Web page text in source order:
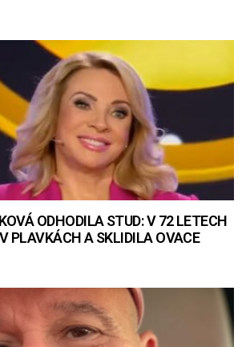
ODHODILA STUD: V 72 LETECH
PLAVKÁCH A SKLIDILA OVACE